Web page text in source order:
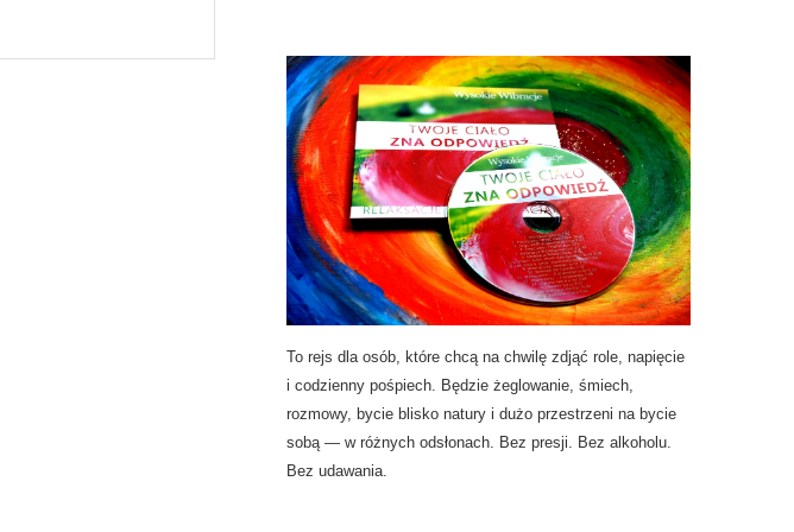
To rejs dla osób, które chcą na chwilę zdjąć role, napięcie
i codzienny pośpiech. Będzie żeglowanie, śmiech,
rozmowy, bycie blisko natury i dużo przestrzeni na bycie
sobą — w różnych odsłonach. Bez presji. Bez alkoholu.
Bez udawania.